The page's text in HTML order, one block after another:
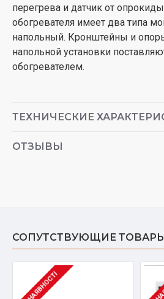
перегрева и датчик от
обогревателя имеет два типа
напольный. Кронштейны и
напольной установки
обогревателем.
ТЕХНИЧЕСКИЕ
ОТЗЫВЫ
СОПУТСТВУЮЩИЕ
В НАЯВНОСТІ В